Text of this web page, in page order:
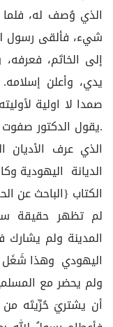
الذي وُصف له، فلما
شيء، فألقى رسول
إلى الخاتَم،
يدي، وأعلن
صمدا لا اولية
.يقول الدكتور صفوت
الذي عرف
الديانة اليهودية
الكتاب {الباحث عن
لم تظهر حقيقة
المدينة ولم يشارك
اليهودي وهذا
ولم يحضر مع
أن يشتريَ حُرِّيتَه